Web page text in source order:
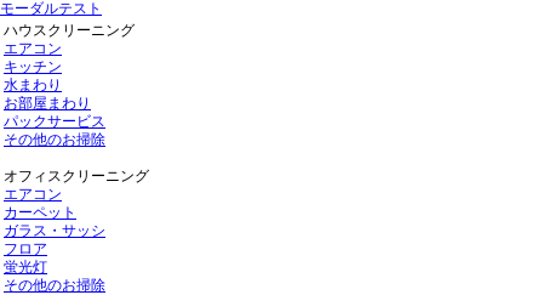
モーダルテスト
ハウスクリーニング
エアコン
キッチン
水まわり
お部屋まわり
パックサービス
その他のお掃除
オフィスクリーニング
エアコン
カーペット
ガラス・サッシ
フロア
蛍光灯
その他のお掃除